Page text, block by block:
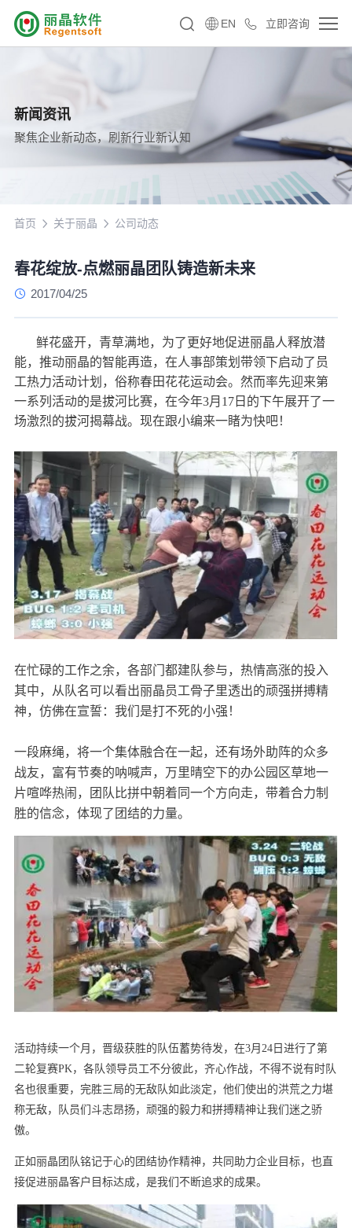
立即咨询
EN
新闻资讯
聚焦企业新动态，刷新行业新认知
首页 关于丽晶 公司动态
春花绽放-点燃丽晶团队铸造新未来
2017/04/25
鲜花盛开，青草满地，为了更好地促进丽晶人释放潜
能，推动丽晶的智能再造，在人事部策划带领下启动了员
工热力活动计划，俗称春田花花运动会。然而率先迎来第
一系列活动的是拔河比赛，在今年3月17日的下午展开了一
场激烈的拔河揭幕战。现在跟小编来一睹为快吧！
在忙碌的工作之余，各部门都建队参与，热情高涨的投入
其中，从队名可以看出丽晶员工骨子里透出的顽强拼搏精
神，仿佛在宣誓：我们是打不死的小强！
一段麻绳，将一个集体融合在一起，还有场外助阵的众多
战友，富有节奏的呐喊声，万里晴空下的办公园区草地一
片喧哗热闹，团队比拼中朝着同一个方向走，带着合力制
胜的信念，体现了团结的力量。
活动持续一个月，晋级获胜的队伍蓄势待发，在3月24日进行了第
二轮复赛PK，各队领导员工不分彼此，齐心作战，不得不说有时队
名也很重要，完胜三局的无敌队如此淡定，他们使出的洪荒之力堪
称无敌，队员们斗志昂扬，顽强的毅力和拼搏精神让我们迷之骄
傲。
正如丽晶团队铭记于心的团结协作精神，共同助力企业目标，也直
接促进丽晶客户目标达成，是我们不断追求的成果。